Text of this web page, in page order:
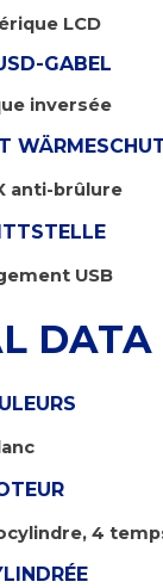
LCD
GABEL
inversée
anti-brûlure
USB
DATA
4